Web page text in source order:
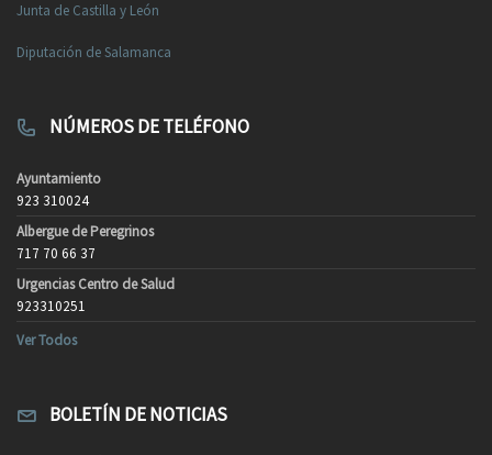
Junta de Castilla y León
Diputación de Salamanca
NÚMEROS DE TELÉFONO
Ayuntamiento
923 310024
Albergue de Peregrinos
717 70 66 37
Urgencias Centro de Salud
923310251
Ver Todos
BOLETÍN DE NOTICIAS